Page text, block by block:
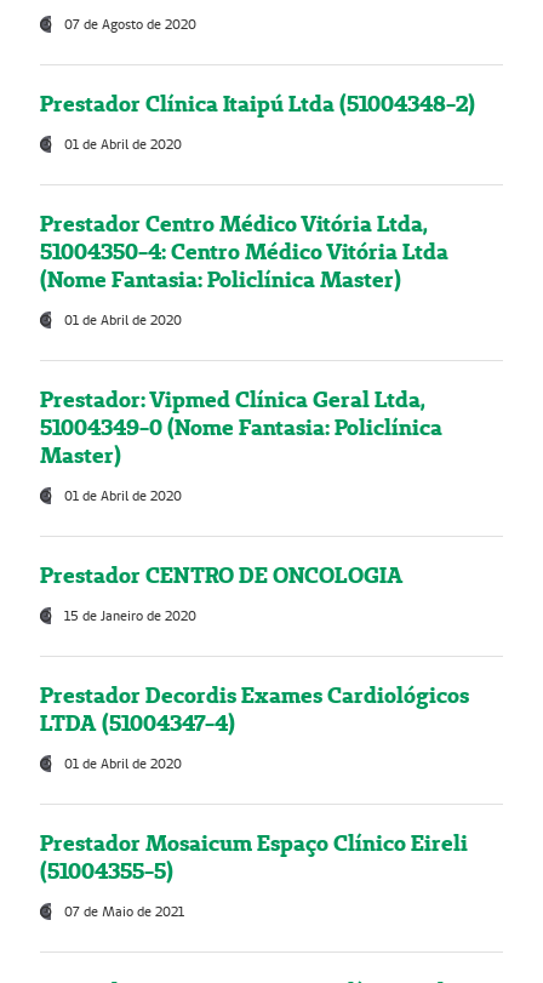
07 de Agosto de 2020
Prestador Clínica Itaipú Ltda (51004348-2)
01 de Abril de 2020
Prestador Centro Médico Vitória Ltda,
51004350-4: Centro Médico Vitória Ltda
(Nome Fantasia: Policlínica Master)
01 de Abril de 2020
Prestador: Vipmed Clínica Geral Ltda,
51004349-0 (Nome Fantasia: Policlínica
Master)
01 de Abril de 2020
Prestador CENTRO DE ONCOLOGIA
15 de Janeiro de 2020
Prestador Decordis Exames Cardiológicos
LTDA (51004347-4)
01 de Abril de 2020
Prestador Mosaicum Espaço Clínico Eireli
(51004355-5)
07 de Maio de 2021